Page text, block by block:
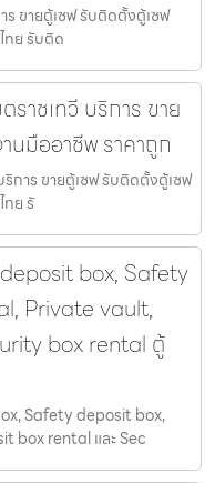
ร ขายตู้เซฟ รับติดตั้งตู้เซฟ
ทย รับติด
ราชเทวี บริการ ขาย
นมืออาชีพ ราคาถูก
การ ขายตู้เซฟ รับติดตั้งตู้เซฟ
ย รั
box, Safety
Private vault,
box rental ตู้
Safety deposit box,
box rental และ Sec